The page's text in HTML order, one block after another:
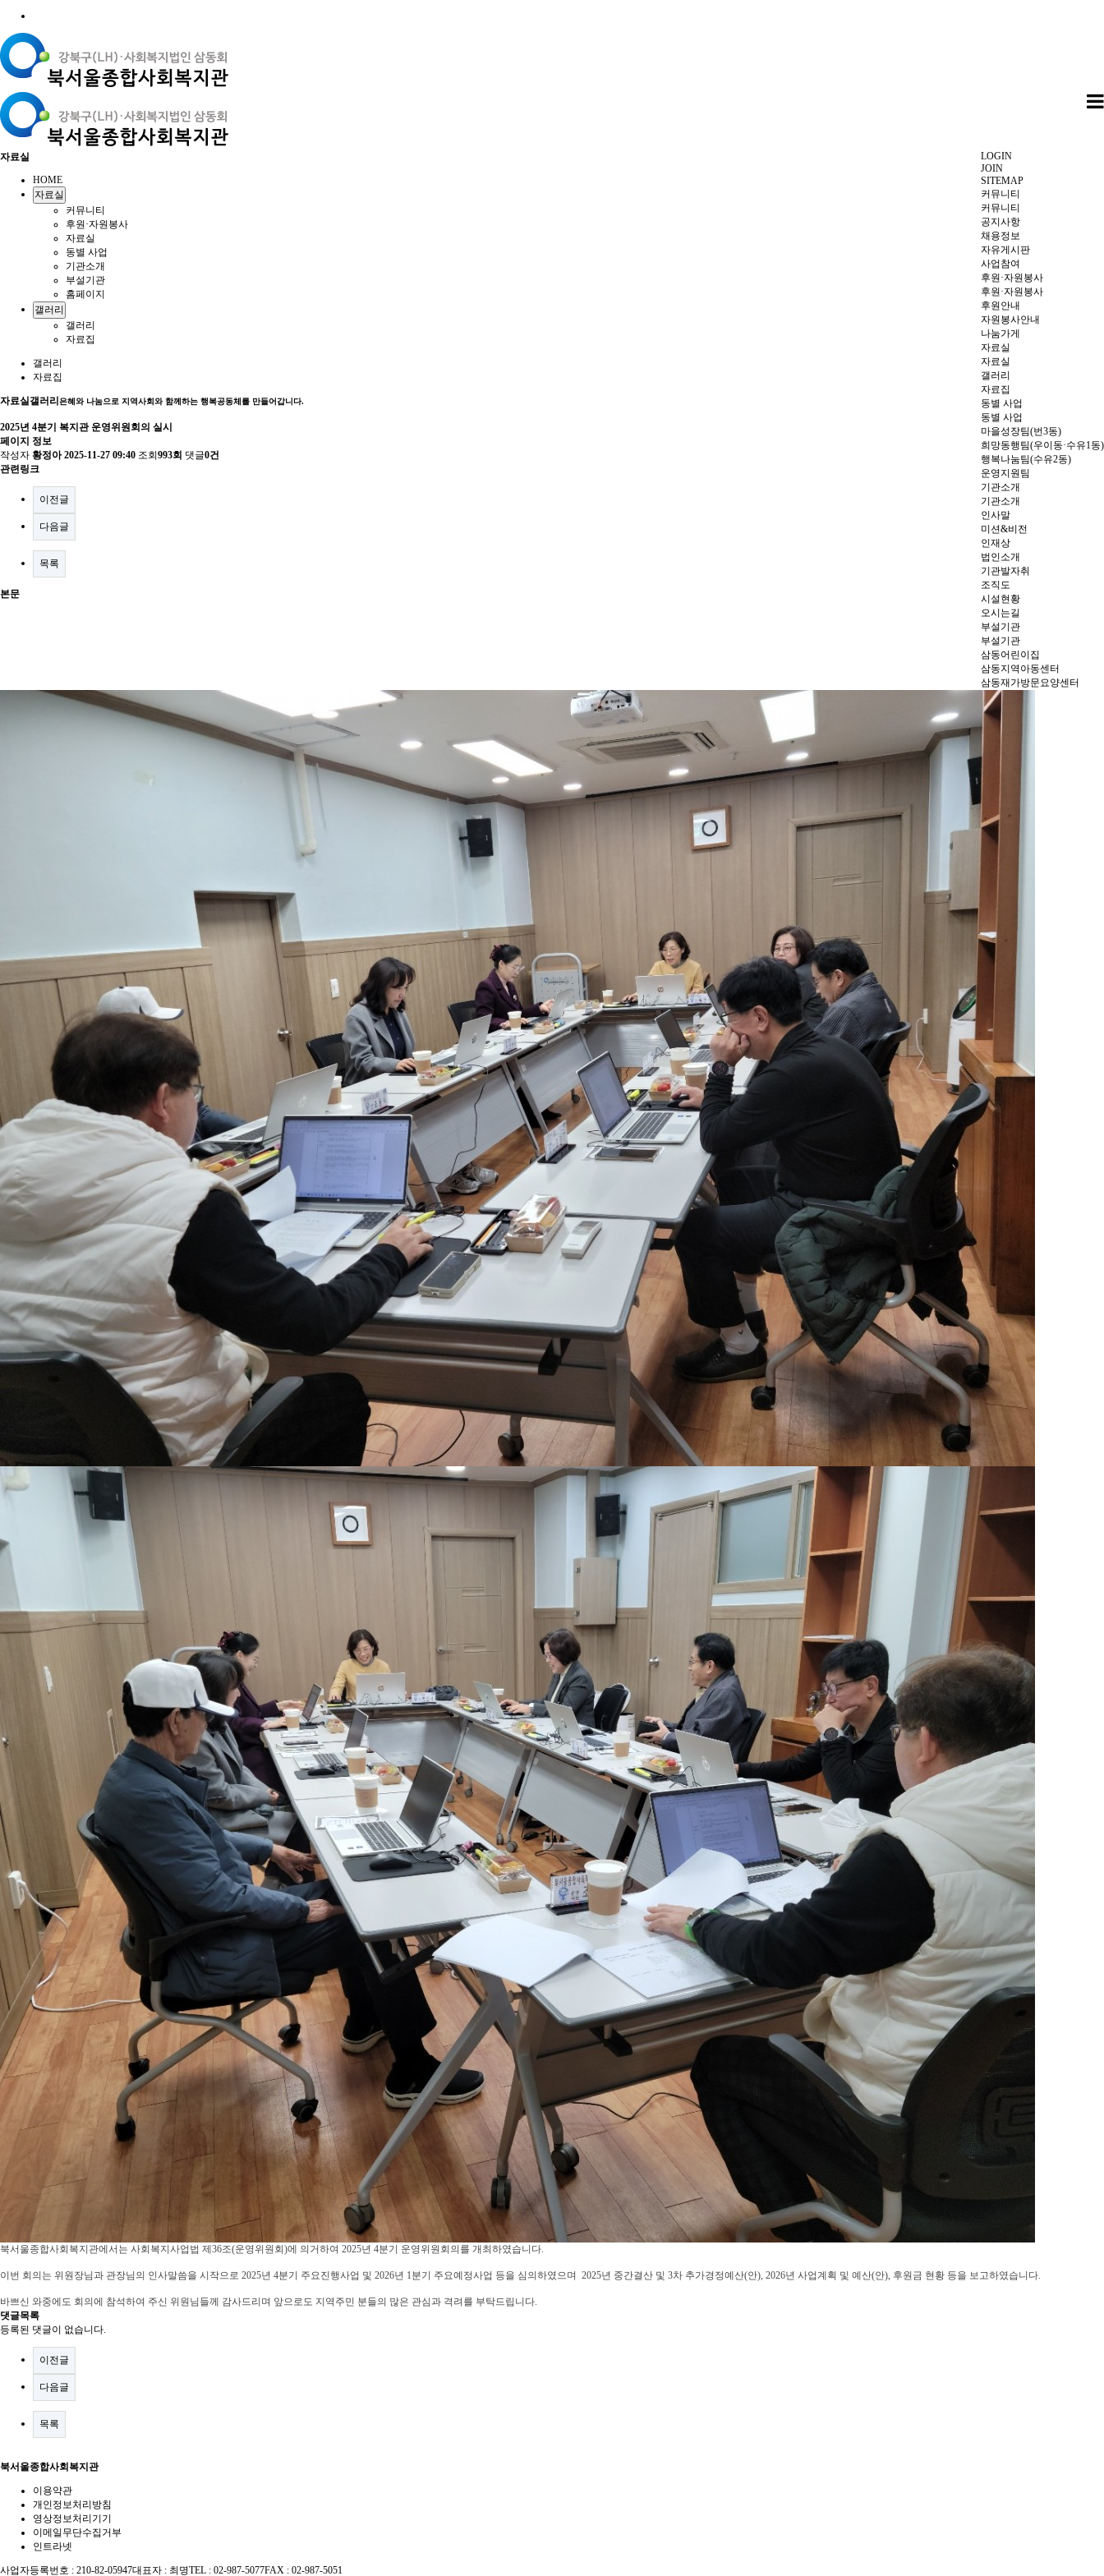
LOGIN
JOIN
SITEMAP
커뮤니티
커뮤니티
공지사항
채용정보
자유게시판
사업참여
후원·자원봉사
후원·자원봉사
후원안내
자원봉사안내
나눔가게
자료실
자료실
갤러리
자료집
동별 사업
동별 사업
마을성장팀(번3동)
희망동행팀(우이동·수유1동)
행복나눔팀(수유2동)
운영지원팀
기관소개
기관소개
인사말
미션&비전
인재상
법인소개
기관발자취
조직도
시설현황
오시는길
부설기관
부설기관
삼동어린이집
삼동지역아동센터
삼동재가방문요양센터
자료실
HOME
자료실
커뮤니티
후원·자원봉사
자료실
동별 사업
기관소개
부설기관
홈페이지
갤러리
갤러리
자료집
갤러리
자료집
자료실갤러리 은혜와 나눔으로 지역사회와 함께하는 행복공동체를 만들어갑니다.
2025년 4분기 복지관 운영위원회의 실시
페이지 정보
작성자 황정아 2025-11-27 09:40 조회 993회 댓글0건
관련링크
이전글
다음글
목록
본문
북서울종합사회복지관에서는 사회복지사업법 제36조(운영위원회)에 의거하여 2025년 4분기 운영위원회의를 개최하였습니다.
이번 회의는 위원장님과 관장님의 인사말씀을 시작으로 2025년 4분기 주요진행사업 및 2026년 1분기 주요예정사업 등을 심의하였으며 2025년 중간결산 및 3차 추가경정예산(안), 2026년 사업계획 및 예산(안), 후원금 현황 등을 보고하였습니다.
바쁘신 와중에도 회의에 참석하여 주신 위원님들께 감사드리며 앞으로도 지역주민 분들의 많은 관심과 격려를 부탁드립니다.
댓글목록
등록된 댓글이 없습니다.
이전글
다음글
목록
북서울종합사회복지관
이용약관
개인정보처리방침
영상정보처리기기
이메일무단수집거부
인트라넷
사업자등록번호 : 210-82-05947대표자 : 최명TEL : 02-987-5077FAX : 02-987-5051